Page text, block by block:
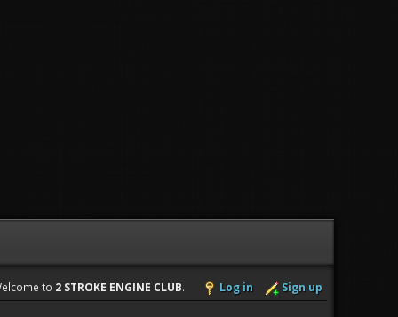
to 2 STROKE ENGINE CLUB. Log in Sign up